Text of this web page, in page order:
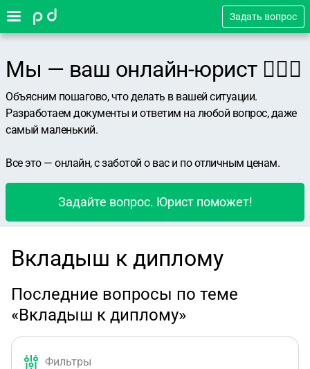
Задать вопрос
Мы — ваш онлайн-юрист 👨🏻‍⚖️
Объясним пошагово, что делать в вашей ситуации.
Разработаем документы и ответим на любой вопрос, даже
самый маленький.
Все это — онлайн, с заботой о вас и по отличным ценам.
Задайте вопрос. Юрист поможет!
Вкладыш к диплому
Последние вопросы по теме
«Вкладыш к диплому»
Фильтры